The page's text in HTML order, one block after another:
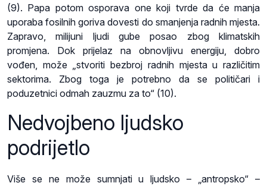
(9). Papa potom osporava one koji tvrde da će manja
uporaba fosilnih goriva dovesti do smanjenja radnih mjesta.
Zapravo, milijuni ljudi gube posao zbog klimatskih
promjena. Dok prijelaz na obnovljivu energiju, dobro
vođen, može „stvoriti bezbroj radnih mjesta u različitim
sektorima. Zbog toga je potrebno da se političari i
poduzetnici odmah zauzmu za to“ (10).
Nedvojbeno ljudsko
podrijetlo
Više se ne može sumnjati u ljudsko – „antropsko“ –